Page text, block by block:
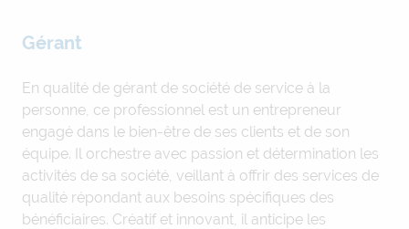
Gérant
En qualité de gérant de société de service à la
personne, ce professionnel est un entrepreneur
engagé dans le bien-être de ses clients et de son
équipe. Il orchestre avec passion et détermination les
activités de sa société, veillant à offrir des services de
qualité répondant aux besoins spécifiques des
bénéficiaires. Créatif et innovant, il anticipe les